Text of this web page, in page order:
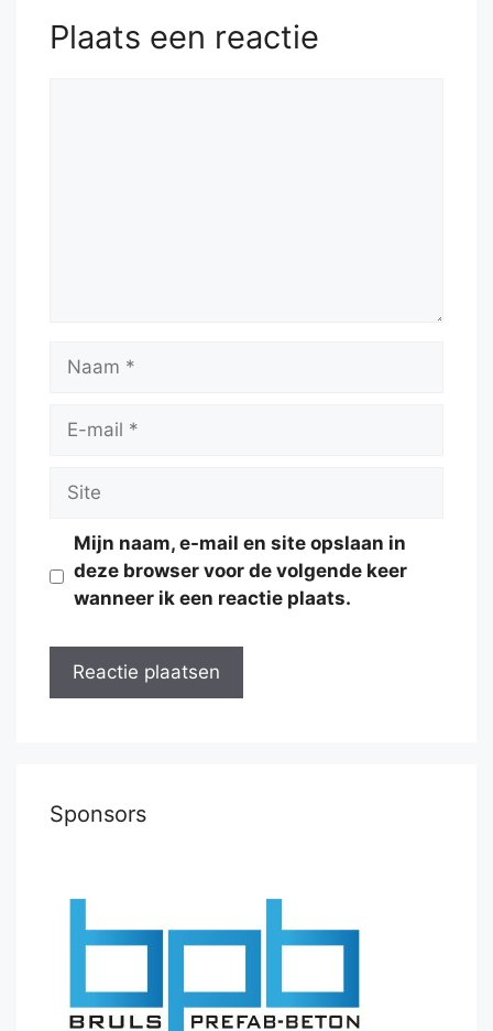
Plaats een reactie
Naam
Site
Mijn naam, e-mail en site opslaan in
deze browser voor de volgende keer
wanneer ik een reactie plaats.
Sponsors